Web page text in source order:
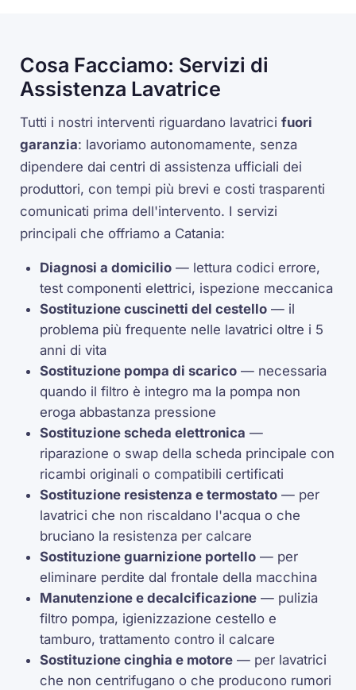
Cosa Facciamo: Servizi di
Assistenza Lavatrice
Tutti i nostri interventi riguardano lavatricifuori
garanzia: lavoriamo autonomamente, senza
dipendere dai centri di assistenza ufficiali dei
produttori, con tempi più brevi e costi trasparenti
comunicati prima dell'intervento. I servizi
principali che offriamo a Catania:
Diagnosi a domicilio — lettura codici errore,
test componenti elettrici, ispezione meccanica
Sostituzione cuscinetti del cestello — il
problema più frequente nelle lavatrici oltre i 5
anni di vita
Sostituzione pompa di scarico — necessaria
quando il filtro è integro ma la pompa non
eroga abbastanza pressione
Sostituzione scheda elettronica —
riparazione o swap della scheda principale con
ricambi originali o compatibili certificati
Sostituzione resistenza e termostato — per
lavatrici che non riscaldano l'acqua o che
bruciano la resistenza per calcare
Sostituzione guarnizione portello — per
eliminare perdite dal frontale della macchina
Manutenzione e decalcificazione — pulizia
filtro pompa, igienizzazione cestello e
tamburo, trattamento contro il calcare
Sostituzione cinghia e motore — per lavatrici
che non centrifugano o che producono rumori